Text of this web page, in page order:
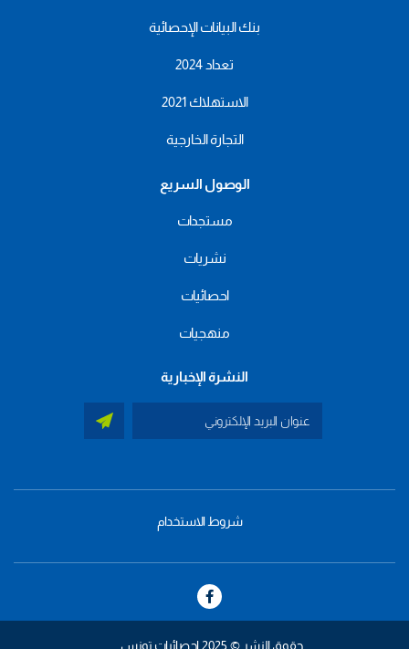
بنك البيانات الإحصائية
تعداد 2024
الاستهلاك 2021
التجارة الخارجية
الوصول السريع
مستجدات
نشريات
احصائيات
منهجيات
النشرة الإخبارية
footer
شروط الاستخدام
حقوق النشر © 2025 إحصائيات تونس